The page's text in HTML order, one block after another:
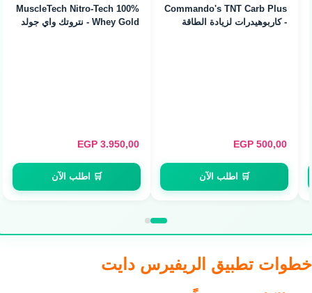
Commando's TNT Carb Plus
- كاربوهيدرات لزيادة الطاقة
500,00
EGP
🛒 اطلب الآن
MuscleTech Nitro-Tech 100%
Whey Gold - نتروتك واي جولد
3.950,00
EGP
🛒 اطلب الآن
خطوات تطبيق الريفيرس دايت